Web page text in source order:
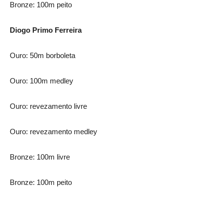
Bronze: 100m peito
Diogo Primo Ferreira
Ouro: 50m borboleta
Ouro: 100m medley
Ouro: revezamento livre
Ouro: revezamento medley
Bronze: 100m livre
Bronze: 100m peito